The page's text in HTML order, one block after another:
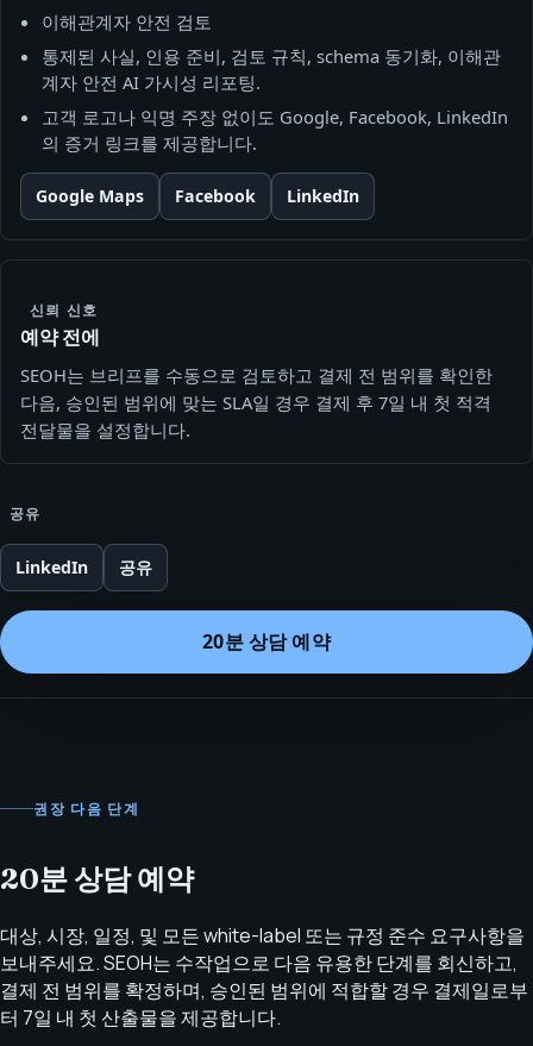
이해관계자 안전 검토
통제된 사실, 인용 준비, 검토 규칙, schema 동기화, 이해관
계자 안전 AI 가시성 리포팅.
고객 로고나 익명 주장 없이도 Google, Facebook, LinkedIn
의 증거 링크를 제공합니다.
Google Maps Facebook LinkedIn
신뢰 신호
예약 전에
SEOH는 브리프를 수동으로 검토하고 결제 전 범위를 확인한
다음, 승인된 범위에 맞는 SLA일 경우 결제 후 7일 내 첫 적격
전달물을 설정합니다.
공유
LinkedIn 공유
20분 상담 예약
권장 다음 단계
20분 상담 예약
대상, 시장, 일정, 및 모든 white-label 또는 규정 준수 요구사항을
보내주세요. SEOH는 수작업으로 다음 유용한 단계를 회신하고,
결제 전 범위를 확정하며, 승인된 범위에 적합할 경우 결제일로부
터 7일 내 첫 산출물을 제공합니다.